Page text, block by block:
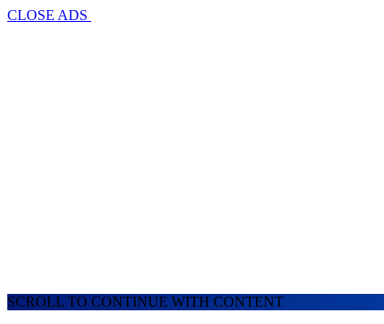
CLOSE ADS
SCROLL TO CONTINUE WITH CONTENT